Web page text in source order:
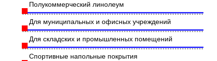
Полукоммерческий линолеум
Для муниципальных и офисных учреждений
Для складских и промышленных помещений
Спортивные напольные покрытия